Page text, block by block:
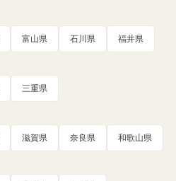
富山県 石川県 福井県
三重県
滋賀県 奈良県 和歌山県